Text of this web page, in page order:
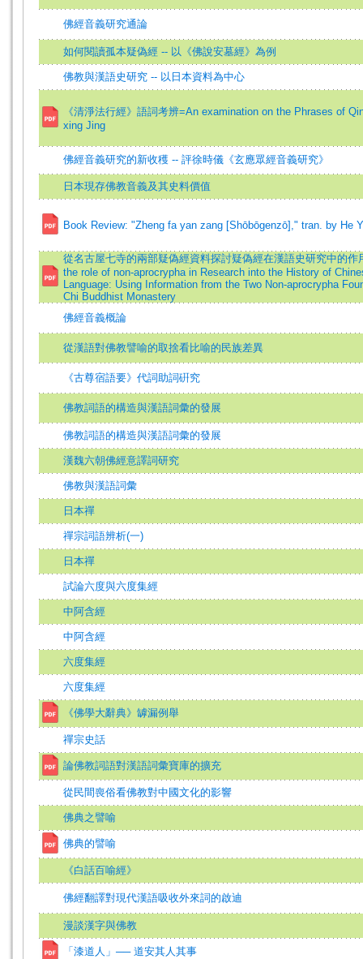
佛經音義研究通論
如何閱讀孤本疑偽經 -- 以《佛說安墓經》為例
佛教與漢語史研究 -- 以日本資料為中心
《清淨法行經》語詞考辨=An examination on the Phrases of
xing Jing
佛經音義研究的新收穫 -- 評徐時儀《玄應眾經音義研究》
日本現存佛教音義及其史料價值
Book Review: "Zheng fa yan zang [Shōbōgenzō]," tran. by He
從名古屋七寺的兩部疑偽經資料探討疑偽經在漢語史研究中的作
the role of non-aprocrypha in Research into the History of
Language: Using Information from the Two Non-aprocrypha
Chi Buddhist Monastery
佛經音義概論
從漢語對佛教譬喻的取捨看比喻的民族差異
《古尊宿語要》代詞助詞硏究
佛教詞語的構造與漢語詞彙的發展
佛教詞語的構造與漢語詞彙的發展
漢魏六朝佛經意譯詞研究
佛教與漢語詞彙
日本禪
禪宗詞語辨析(一)
日本禪
試論六度與六度集經
中阿含經
中阿含經
六度集經
六度集經
《佛學大辭典》罅漏例舉
禪宗史話
論佛教詞語對漢語詞彙寶庫的擴充
從民間喪俗看佛教對中國文化的影響
佛典之譬喻
佛典的譬喻
《白話百喻經》
佛經翻譯對現代漢語吸收外來詞的啟迪
漫談漢字與佛教
「漆道人」── 道安其人其事